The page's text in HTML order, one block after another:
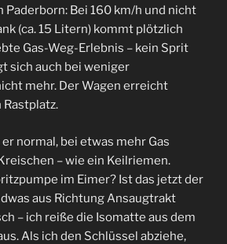
Paderborn: Bei 160 km/h und nicht
(ca. 15 Litern) kommt plötzlich
Gas-Weg-Erlebnis – kein Sprit
sich auch bei weniger
mehr. Der Wagen erreicht
Rastplatz.
normal, bei etwas mehr Gas
– wie ein Keilriemen.
im Eimer? Ist das jetzt der
aus Richtung Ansaugtrakt
– ich reiße die Isomatte aus dem
Als ich den Schlüssel abziehe,